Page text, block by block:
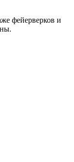
фейерверков и